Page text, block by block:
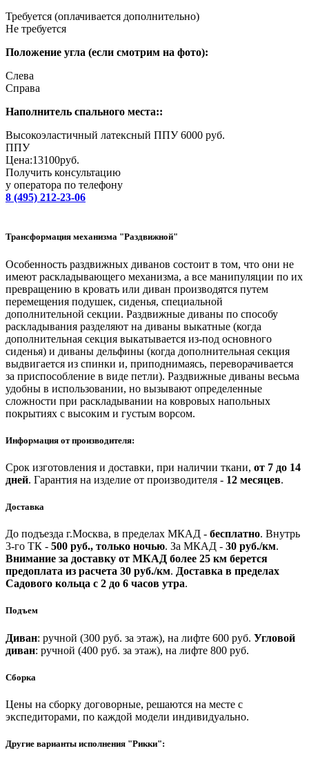
Требуется (оплачивается дополнительно)
Не требуется
Положение угла (если смотрим на фото):
Слева
Справa
Наполнитель спального места::
Высокоэластичный латексный ППУ 6000 руб.
ППУ
Цена:13100руб.
Получить консультацию
у оператора по телефону
8 (495) 212-23-06
Трансформация механизма "Раздвижной"
Особенность раздвижных диванов состоит в том, что они не
имеют раскладывающего механизма, а все манипуляции по их
превращению в кровать или диван производятся путем
перемещения подушек, сиденья, специальной
дополнительной секции. Раздвижные диваны по способу
раскладывания разделяют на диваны выкатные (когда
дополнительная секция выкатывается из-под основного
сиденья) и диваны дельфины (когда дополнительная секция
выдвигается из спинки и, приподнимаясь, переворачивается
за приспособление в виде петли). Раздвижные диваны весьма
удобны в использовании, но вызывают определенные
сложности при раскладывании на ковровых напольных
покрытиях с высоким и густым ворсом.
Информация от производителя:
Срок изготовления и доставки, при наличии ткани, от 7 до 14
дней. Гарантия на изделие от производителя - 12 месяцев.
Доставка
До подъезда г.Москва, в пределах МКАД - бесплатно. Внутрь
3-го ТК - 500 руб., только ночью. За МКАД - 30 руб./км.
Внимание за доставку от МКАД более 25 км берется
предоплата из расчета 30 руб./км. Доставка в пределах
Садового кольца с 2 до 6 часов утра.
Подъем
Диван: ручной (300 руб. за этаж), на лифте 600 руб. Угловой
диван: ручной (400 руб. за этаж), на лифте 800 руб.
Сборка
Цены на сборку договорные, решаются на месте с
экспедиторами, по каждой модели индивидуально.
Другие варианты исполнения "Рикки":